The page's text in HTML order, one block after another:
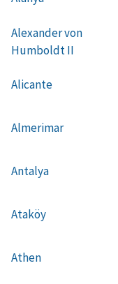
Alexander von
Humboldt II
Alicante
Almerimar
Antalya
Ataköy
Athen